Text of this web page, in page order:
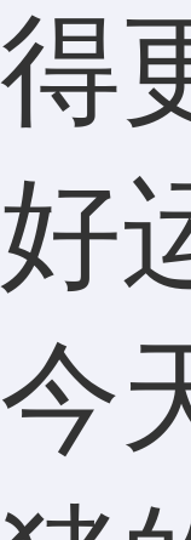
得
好
今